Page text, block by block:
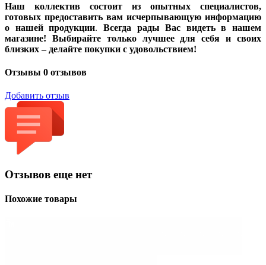
Наш коллектив состоит из опытных специалистов,
готовых предоставить вам исчерпывающую информацию
о нашей продукции. Всегда рады Вас видеть в нашем
магазине! Выбирайте только лучшее для себя и своих
близких – делайте покупки с удовольствием!
Отзывы 0 отзывов
Добавить отзыв
Отзывов еще нет
Похожие товары